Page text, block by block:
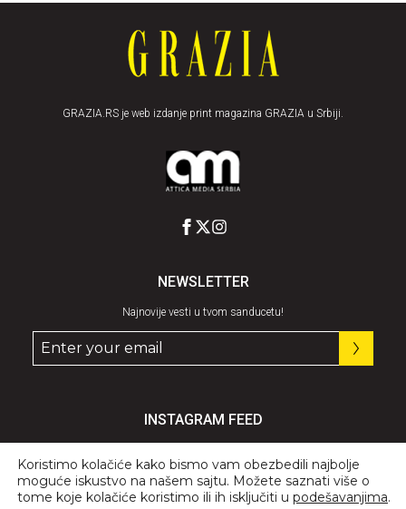
GRAZIA.RS je web izdanje print magazina GRAZIA u Srbiji.
NEWSLETTER
Najnovije vesti u tvom sanducetu!
INSTAGRAM FEED
Koristimo kolačiće kako bismo vam obezbedili najbolje
moguće iskustvo na našem sajtu. Možete saznati više o
tome koje kolačiće koristimo ili ih isključiti u podešavanjima.